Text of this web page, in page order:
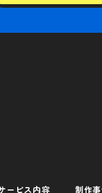
ービス内容 制作